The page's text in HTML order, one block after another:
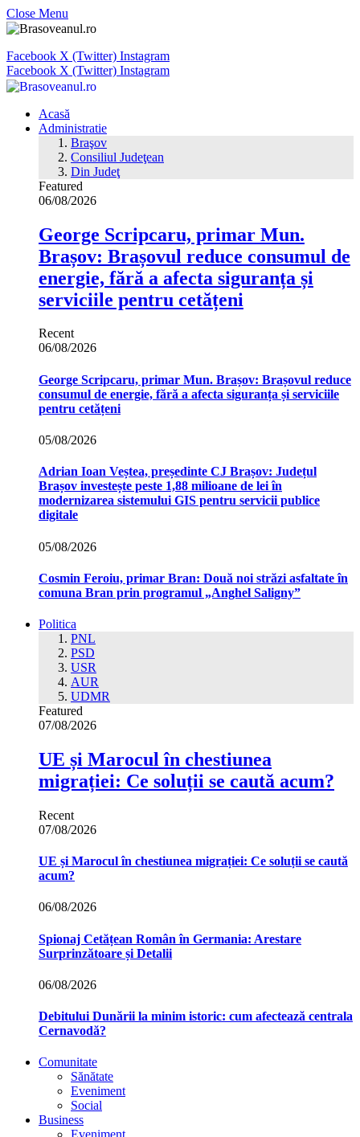
Close Menu
Facebook X (Twitter) Instagram
Facebook X (Twitter) Instagram
Acasă
Administratie
Braşov
Consiliul Judeţean
Din Judeţ
Featured
06/08/2026
George Scripcaru, primar Mun.
Brașov: Brașovul reduce consumul de
energie, fără a afecta siguranța și
serviciile pentru cetățeni
Recent
06/08/2026
George Scripcaru, primar Mun. Brașov: Brașovul reduce
consumul de energie, fără a afecta siguranța și serviciile
pentru cetățeni
05/08/2026
Adrian Ioan Veștea, președinte CJ Brașov: Județul
Brașov investește peste 1,88 milioane de lei în
modernizarea sistemului GIS pentru servicii publice
digitale
05/08/2026
Cosmin Feroiu, primar Bran: Două noi străzi asfaltate în
comuna Bran prin programul „Anghel Saligny”
Politica
PNL
PSD
USR
AUR
UDMR
Featured
07/08/2026
UE și Marocul în chestiunea
migrației: Ce soluții se caută acum?
Recent
07/08/2026
UE și Marocul în chestiunea migrației: Ce soluții se caută
acum?
06/08/2026
Spionaj Cetățean Român în Germania: Arestare
Surprinzătoare și Detalii
06/08/2026
Debitului Dunării la minim istoric: cum afectează centrala
Cernavodă?
Comunitate
Sănătate
Eveniment
Social
Business